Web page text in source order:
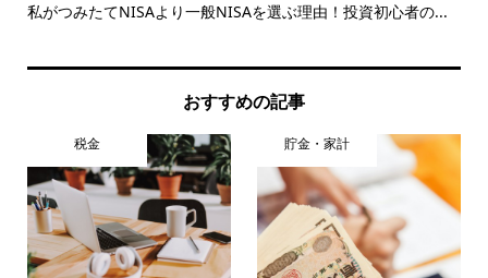
私がつみたてNISAより一般NISAを選ぶ理由！投資初心者の...
おすすめの記事
税金 貯金・家計